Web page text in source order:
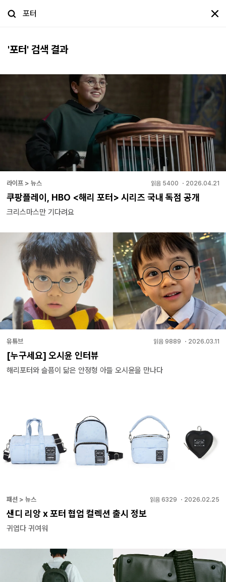
'포터 ' 검색 결과
라이프 > 뉴스 읽음 5400 ・ 2026.04.21
쿠팡플레이, HBO <해리 포터> 시리즈 국내 독점 공개
크리스마스만 기다려요
유튜브 읽음 9889 ・ 2026.03.11
[누구세요] 오시윤 인터뷰
해리포터와 슬픔이 닮은 안정형 아들 오시윤을 만나다
패션 > 뉴스 읽음 6329 ・ 2026.02.25
샌디 리앙 x 포터 협업 컬렉션 출시 정보
귀엽다 귀여워